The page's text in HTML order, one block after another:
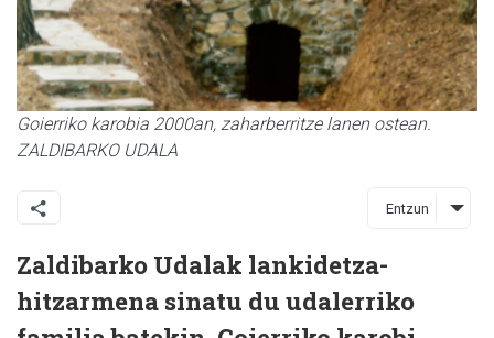
Goierriko karobia 2000an, zaharberritze lanen ostean.
ZALDIBARKO UDALA
Entzun
Zaldibarko Udalak lankidetza-
hitzarmena sinatu du udalerriko